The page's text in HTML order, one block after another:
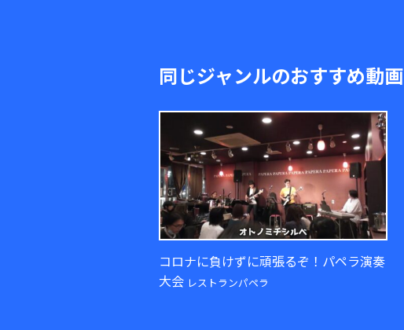
同じジャンルのおすすめ動画
コロナに負けずに頑張るぞ！パペラ演奏
大会 レストランパペラ